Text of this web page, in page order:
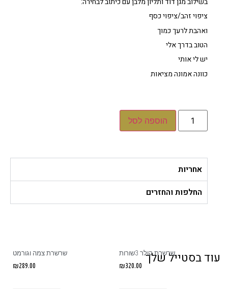
ציפוי זהב/ציפוי כסף
‏ואהבת לרעך כמוך
הטוב בדרך אלי
יש לי אותי
כוונה אמונה מציאות
הוספה לסל
אחריות
החלפות והחזרים
בסטייל שלך
שרשרת קולר 3שורות
₪320.00
שרשרת צמה וגורמט
₪289.00